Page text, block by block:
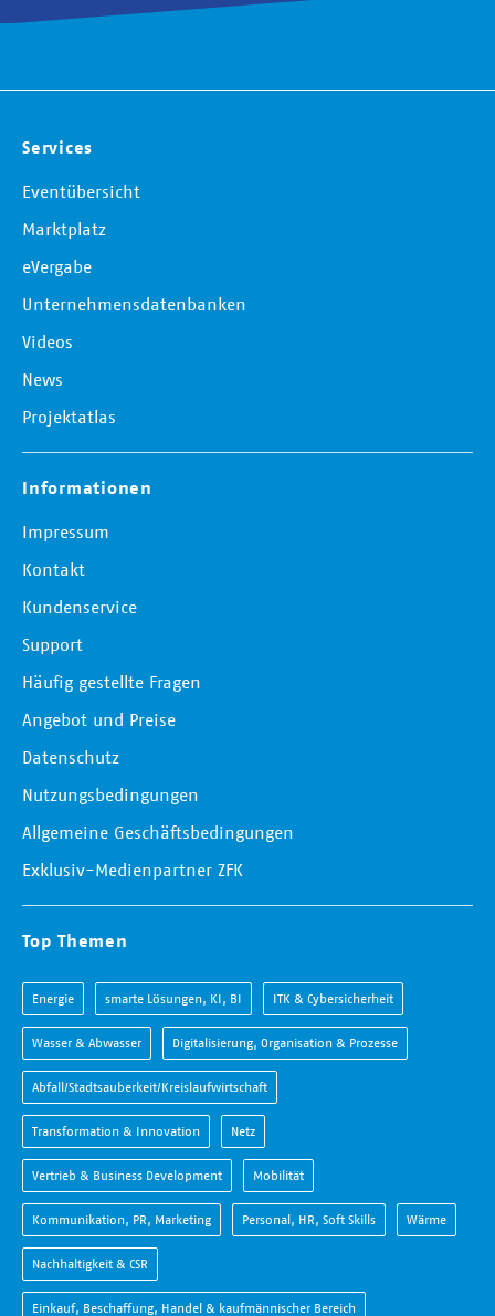
Services
Eventübersicht
Marktplatz
eVergabe
Unternehmensdatenbanken
Videos
News
Projektatlas
Informationen
Impressum
Kontakt
Kundenservice
Support
Häufig gestellte Fragen
Angebot und Preise
Datenschutz
Nutzungsbedingungen
Allgemeine Geschäftsbedingungen
Exklusiv-Medienpartner ZFK
Top Themen
Energie smarte Lösungen, KI, BI ITK & Cybersicherheit
Wasser & Abwasser Digitalisierung, Organisation & Prozesse
Abfall/Stadtsauberkeit/Kreislaufwirtschaft
Transformation & Innovation Netz
Vertrieb & Business Development Mobilität
Kommunikation, PR, Marketing Personal, HR, Soft Skills Wärme
Nachhaltigkeit & CSR
Einkauf, Beschaffung, Handel & kaufmännischer Bereich